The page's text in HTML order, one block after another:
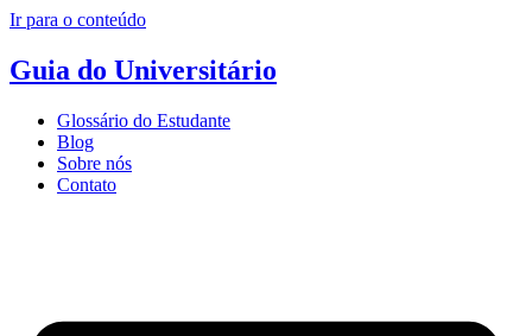
Ir para o conteúdo
Guia do Universitário
Glossário do Estudante
Blog
Sobre nós
Contato